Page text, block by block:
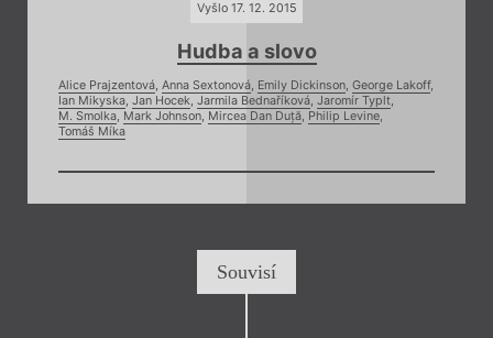
Vyšlo 17. 12. 2015
Hudba a slovo
Alice Prajzentová Anna Sextonová Emily Dickinson George Lakoff,
Ian Mikyska Jan Hocek Jarmila Bednaříková Jaromír Typlt
M. Smolka Mark Johnson Mircea Dan Duță Philip Levine
Tomáš Míka
Souvisí